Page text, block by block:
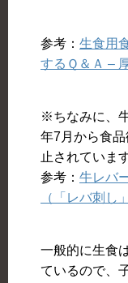
参考： 生食用
するＱ＆Ａ –
※ちなみに、
年7月から食
止されています
参考： 牛レバ
（「レバ刺し
一般的に生食
ているので、